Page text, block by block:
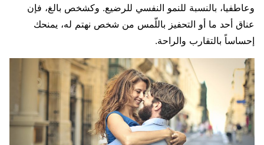
وعاطفيا، بالنسبة للنمو النفسي للرضيع. وكشخص بالغ، فإن
عناق أحد ما أو التحفيز باللّمس من شخص نهتم له، يمنحك
إحساساً بالتقارب والراحة.